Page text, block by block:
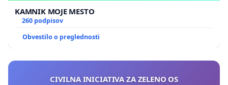
KAMNIK MOJE MESTO
260 podpisov
Obvestilo o preglednosti
CIVILNA INICIATIVA ZA ZELENO OS